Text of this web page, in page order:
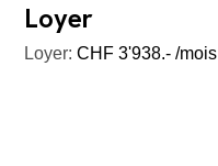
Loyer
Loyer: CHF 3'938.- /mois